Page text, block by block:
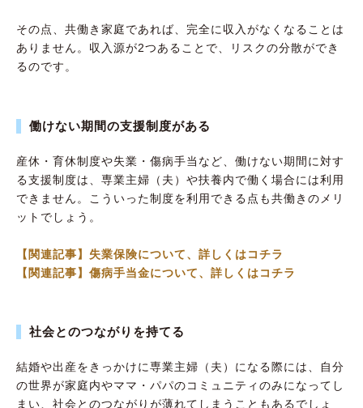
その点、共働き家庭であれば、完全に収入がなくなることは
ありません。収入源が2つあることで、リスクの分散ができ
るのです。
働けない期間の支援制度がある
産休・育休制度や失業・傷病手当など、働けない期間に対す
る支援制度は、専業主婦（夫）や扶養内で働く場合には利用
できません。こういった制度を利用できる点も共働きのメリ
ットでしょう。
【関連記事】失業保険について、詳しくはコチラ
【関連記事】傷病手当金について、詳しくはコチラ
社会とのつながりを持てる
結婚や出産をきっかけに専業主婦（夫）になる際には、自分
の世界が家庭内やママ・パパのコミュニティのみになってし
まい、社会とのつながりが薄れてしまうこともあるでしょ